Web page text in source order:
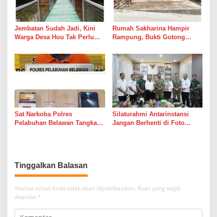
Jembatan Sudah Jadi, Kini
Warga Desa Hou Tak Perlu
Sungai
Rumah Sakharina Hampir
Rampung, Bukti Gotong
dari Janji Banyak Orang
Sat Narkoba Polres
Pelabuhan Belawan Tangkap
Silaturahmi Antarinstansi
Jangan Berhenti di Foto
Tinggalkan Balasan
Alamat email Anda tidak akan dipublikasikan. Ruas yang wajib
ditandai *